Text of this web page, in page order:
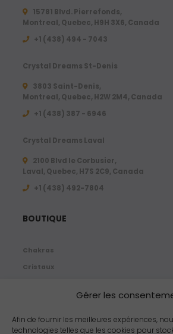
Gérer les
Afin de fournir les meilleures expériences,
technologies telles que les cookies pour
15781 Blvd. Pierrefonds,
Montreal, Quebec, H9H 3X6, Canada
+1 (438) 494 - 7043
Crystal Dreams St-Denis
3803 Saint-Denis,
Montreal, Quebec, H2W 2M4, Canada
+1 (438) 387 - 6946
Crystal Dreams Laval
2100 Blvd le Corbusier,
Laval, Quebec, H7S 2C9, Canada
+1 ‪(438) 492-7804‬
BOUTIQUE
Chakras
Cristaux
Propriétés